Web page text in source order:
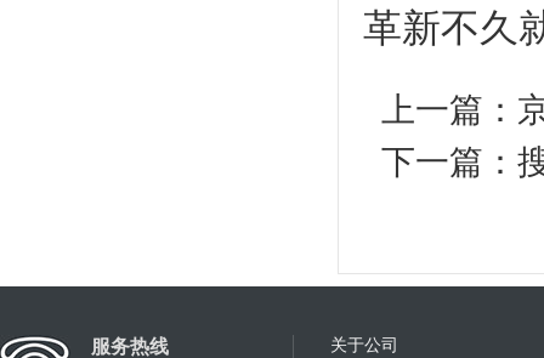
革新不久
上一篇：
下一篇：
服务热线 关于公司